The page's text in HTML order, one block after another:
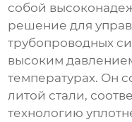
собой
решение для
трубопроводных
высоким
температурах. Он
литой стали,
технологию